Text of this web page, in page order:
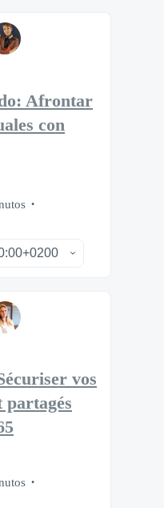
Afrontar
con
vos
partagés